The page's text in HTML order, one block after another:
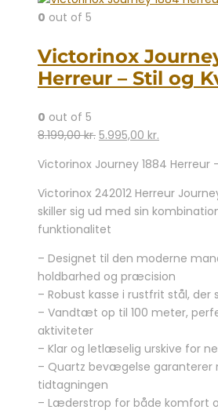
0 out of 5
Victorinox
Herreur – Stil og
0 out of 5
8.199,00kr. Den
pris
var:
8.199,00 kr..
5.995,00 kr.
pris
er:
5.995,00
Victorinox Journey 1884 Herreur
Victorinox 242012 Herreur
skiller sig ud med sin
funktionalitet
– Designet til den moderne
holdbarhed og præcision
– Robust kasse i rustfrit stål, der
– Vandtæt op til 100 meter,
aktiviteter
– Klar og letlæselig urskive for
– Quartz bevægelse garanterer
tidtagningen
– Læderstrop for både komfort